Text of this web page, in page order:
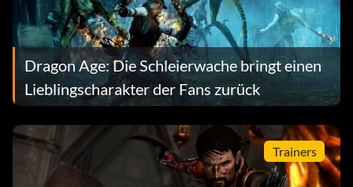
Dragon Age: Die Schleierwache bringt einen
Lieblingscharakter der Fans zurück
Trainers